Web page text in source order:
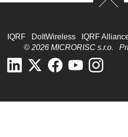
IQRF DoItWireless IQRF
© 2026 MICRORISC s.r.o.